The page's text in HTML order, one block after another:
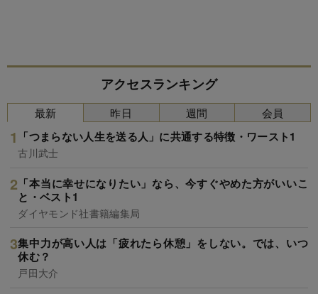
アクセスランキング
最新
「つまらない人生を送る人」に共通する特徴・ワースト1
古川武士
「本当に幸せになりたい」なら、今すぐやめた方がいいこ
と・ベスト1
ダイヤモンド社書籍編集局
集中力が高い人は「疲れたら休憩」をしない。では、いつ
休む？
戸田大介
昨日 週間 会員